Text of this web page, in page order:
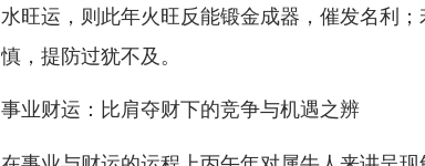
水旺运，则此年火旺反能锻金成器，催发名利
慎，提防过犹不及。
事业财运：比肩夺财下的竞争与机遇之辨